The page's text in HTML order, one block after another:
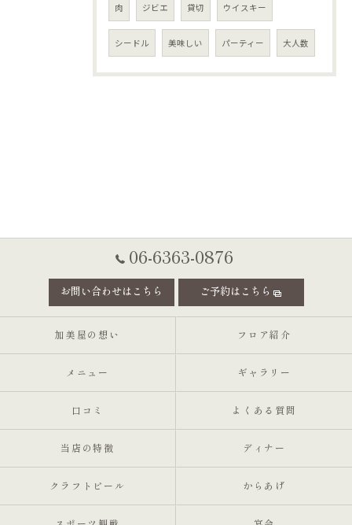
肉 ジビエ 貸切 ウイスキー
シードル 美味しい パーティー 大人数
06-6363-0876
お問い合わせはこちら ご予約はこちら
加美屋の想い フロア紹介
メニュー ギャラリー
口コミ よくある質問
当店の特徴 ディナー
クラフトビール からあげ